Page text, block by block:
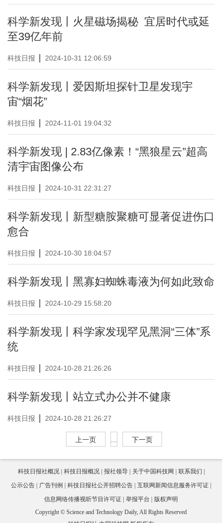
科学新发现丨火星磁场揭秘 宜居时代或延
至39亿年前
科技日报 2024-10-31 12:06:59
科学新发现丨爱因斯坦探针卫星发现宇
宙“烟花”
科技日报 2024-11-01 19:04:32
科学新发现 | 2.83亿像素！“黑狼星云”超高
清宇宙图像公布
科技日报 2024-10-31 22:31:27
科学新发现丨新型糖胺聚糖可显著促进伤口
愈合
科技日报 2024-10-30 18:04:57
科学新发现丨黑寡妇蜘蛛毒液为何如此致命
科技日报 2024-10-29 15:58:20
科学新发现丨科学家发现罕见黑洞“三体”系
统
科技日报 2024-10-28 21:26:26
科学新发现丨站立式办公并不健康
科技日报 2024-10-28 21:26:27
上一页 下一页
科技日报社概况 科技日报概况 报社领导 关于中国科技网
联系我们
公示公告
广告刊例 科技日报社公开招聘公告
互联网新闻信息服务许可证
信息网络传播视听节目许可证
举报平台
版权声明
Copyright © Science and Technology Daily, All Rights Reserved